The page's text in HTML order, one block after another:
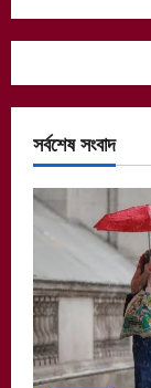
সর্বশেষ সংবাদ